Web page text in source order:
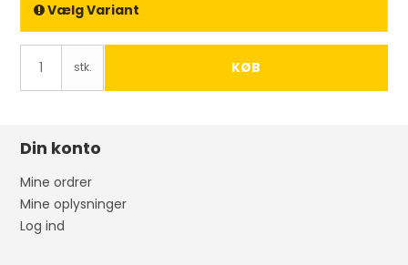
Vælg Variant
stk. KØB
Din konto
Mine ordrer
Mine oplysninger
Log ind